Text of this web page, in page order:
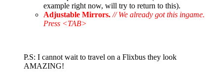
example right now, will try to return to this).
Adjustable Mirrors. // We already got this ingame.
Press <TAB>
P.S: I cannot wait to travel on a Flixbus they look
AMAZING!